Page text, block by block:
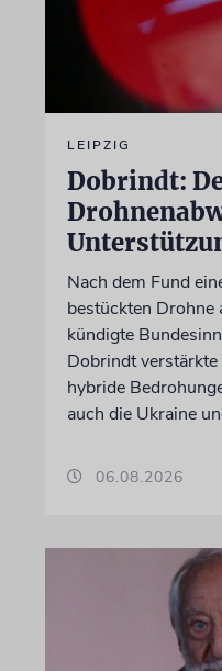
LEIPZIG
Dobrindt:
Nach dem Fund
bestückten Drohne
kündigte
Dobrindt
hybride
auch die Ukraine
06.08.2026